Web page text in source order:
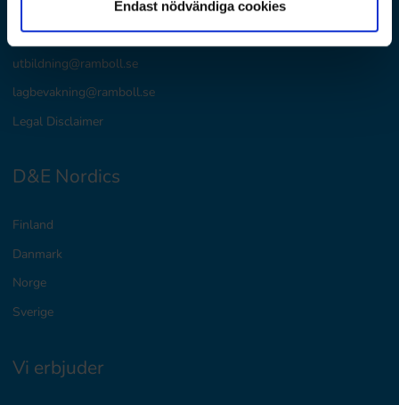
Endast nödvändiga cookies
Postadress: Box 17009
104 62 Stockholm
utbildning@ramboll.se
lagbevakning@ramboll.se
Legal Disclaimer
D&E Nordics
Finland
Danmark
Norge
Sverige
Vi erbjuder